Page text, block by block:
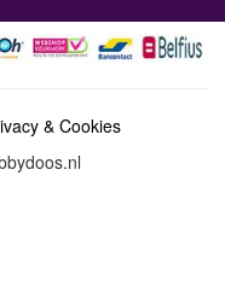
& Cookies